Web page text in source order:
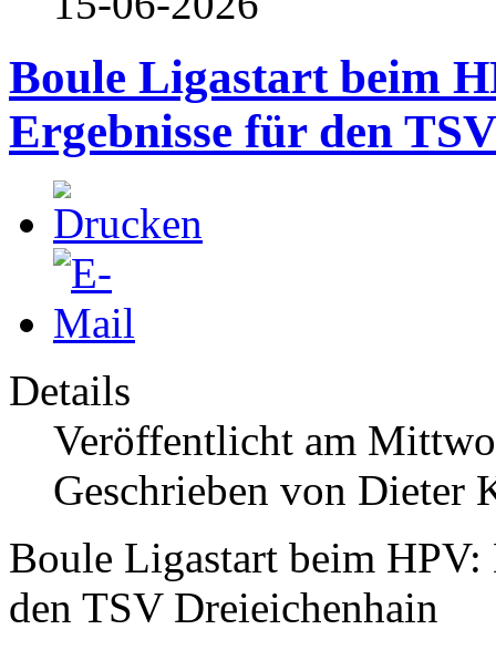
Boule Ligastart beim
Ergebnisse für den
Details
Veröffentlicht am
Geschrieben von Dieter
Boule Ligastart beim HPV:
den TSV Dreieichenhain